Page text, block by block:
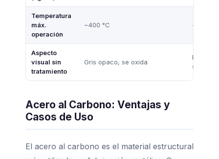
Temperatura
máx.
operación
~400 °C ~870 °C
Aspecto
visual sin
tratamiento
Gris opaco, se oxida
Brillante
satinado
Acero al Carbono: Ventajas y
Casos de Uso
El acero al carbono es el material estructural